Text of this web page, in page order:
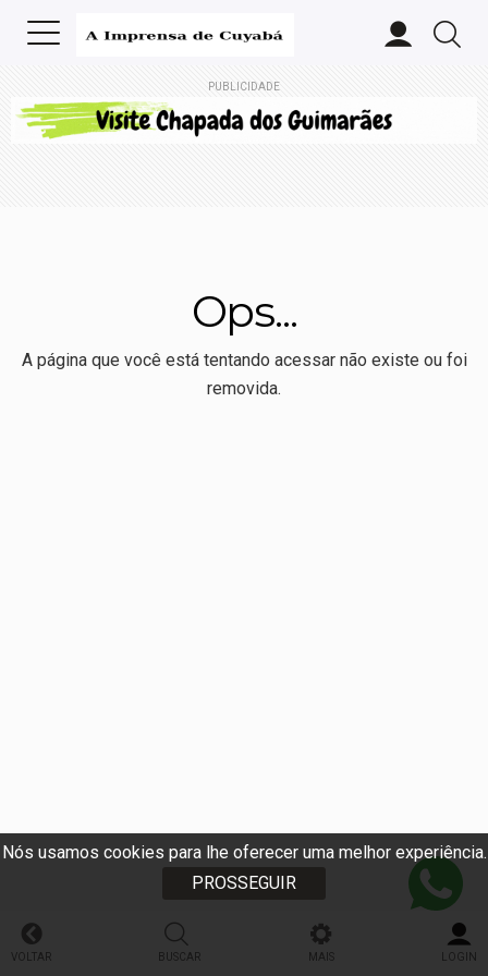
Nós usamos cookies para lhe oferecer uma melhor experiência.
PROSSEGUIR
PUBLICIDADE
Ops...
A página que você está tentando acessar não existe ou foi
removida.
VOLTAR BUSCAR MAIS LOGIN